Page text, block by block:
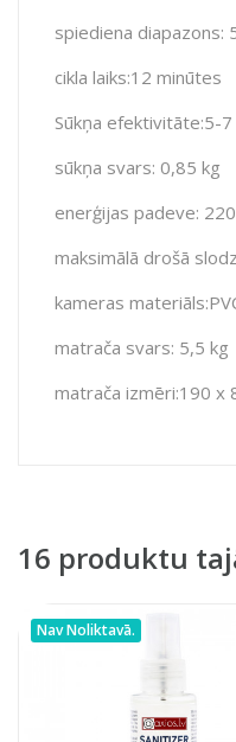
spiediena diapazons:
cikla laiks:12 minūtes
Sūkņa efektivitāte:5-7
sūkņa svars: 0,85 kg
enerģijas padeve:
maksimālā drošā
kameras
matrača svars: 5,5 kg
matrača izmēri:190 x
16 produktu
Nav Noliktavā.